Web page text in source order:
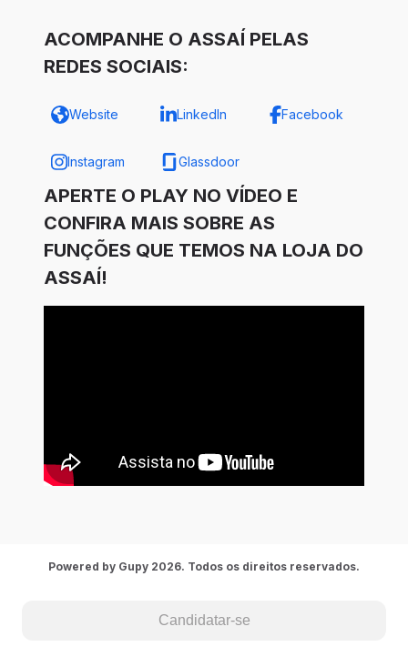
ACOMPANHE O ASSAÍ PELAS
REDES SOCIAIS:
Website LinkedIn Facebook
Instagram Glassdoor
APERTE O PLAY NO VÍDEO E
CONFIRA MAIS SOBRE AS
FUNÇÕES QUE TEMOS NA LOJA DO
ASSAÍ!
Candidatar-se
Powered by Gupy 2026. Todos os direitos reservados.